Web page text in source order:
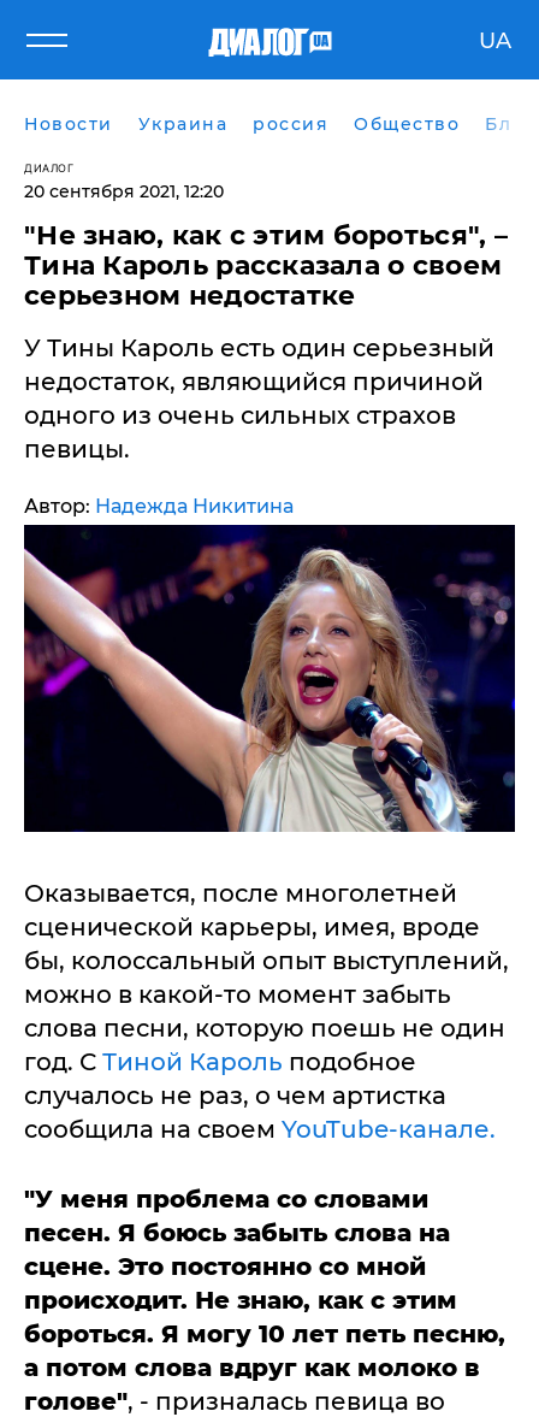
UA
Новости Украина россия Общество
ДИАЛОГ
20 сентября 2021, 12:20
"Не знаю, как с этим бороться", –
Тина Кароль рассказала о своем
серьезном недостатке
У Тины Кароль есть один серьезный
недостаток, являющийся причиной
одного из очень сильных страхов
певицы.
Автор: Надежда Никитина
Оказывается, после многолетней
сценической карьеры, имея, вроде
бы, колоссальный опыт выступлений,
можно в какой-то момент забыть
слова песни, которую поешь не один
год. С Тиной Кароль подобное
случалось не раз, о чем артистка
сообщила на своем YouTube-канале.
"У меня проблема со словами
песен. Я боюсь забыть слова на
сцене. Это постоянно со мной
происходит. Не знаю, как с этим
бороться. Я могу 10 лет петь песню,
а потом слова вдруг как молоко в
голове", - призналась певица во